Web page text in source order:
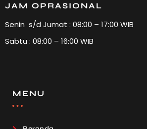
JAM OPRASIONAL
Senin s/d Jumat : 08:00 – 17:00 WIB
Sabtu : 08:00 – 16:00 WIB
MENU